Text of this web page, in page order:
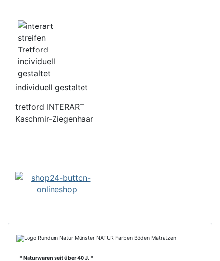
individuell gestaltet
tretford INTERART
Kaschmir-Ziegenhaar
* Naturwaren seit über 40 J. *